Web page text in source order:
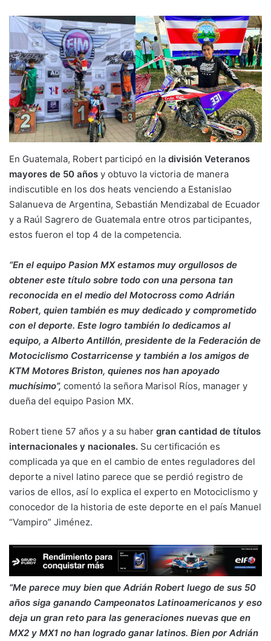
En Guatemala, Robert participó en la división Veteranos
mayores de 50 años y obtuvo la victoria de manera
indiscutible en los dos heats venciendo a Estanislao
Salanueva de Argentina, Sebastián Mendizabal de Ecuador
y a Raúl Sagrero de Guatemala entre otros participantes,
estos fueron el top 4 de la competencia.
“En el equipo Pasion MX estamos muy orgullosos de
obtener este título sobre todo con una persona tan
reconocida en el medio del Motocross como Adrián
Robert, quien también es muy dedicado y comprometido
con el deporte. Este logro también lo dedicamos al
equipo, a Alberto Antillón, presidente de la Federación de
Motociclismo Costarricense y también a los amigos de
KTM Motores Briston, quienes nos han apoyado
muchísimo”, comentó la señora Marisol Ríos, manager y
dueña del equipo Pasion MX.
Robert tiene 57 años y a su haber gran cantidad de títulos
internacionales y nacionales. Su certificación es
complicada ya que en el cambio de entes reguladores del
deporte a nivel latino parece que se perdió registro de
varios de ellos, así lo explica el experto en Motociclismo y
conocedor de la historia de este deporte en el país Manuel
“Vampiro” Jiménez.
“Me parece muy bien que Adrián Robert luego de sus 50
años siga ganando Campeonatos Latinoamericanos y eso
deja un gran reto para las generaciones nuevas que en
MX2 y MX1 no han logrado ganar latinos. Bien por Adrián